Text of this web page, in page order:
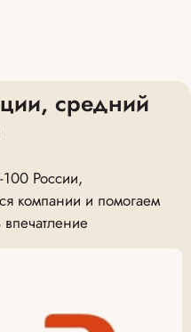
средний
100 России,
компании и помогаем